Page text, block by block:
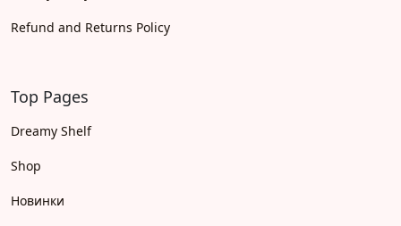
Refund and Returns Policy
Top Pages
Dreamy Shelf
Shop
Новинки